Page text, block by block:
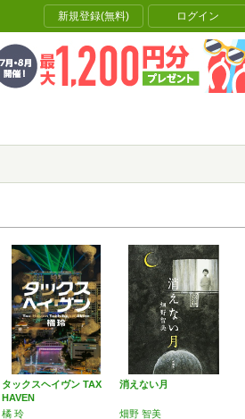
新規登録(無料) ログイン
タックスヘイヴン TAX
HAVEN
橘 玲
消えない月
畑野 智美